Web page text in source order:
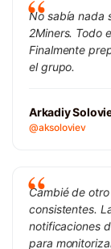
No sabía nada
2Miners. Todo
Finalmente
el grupo.
Arkadiy
@aksoloviev
Cambié de
consistentes.
notificaciones
para